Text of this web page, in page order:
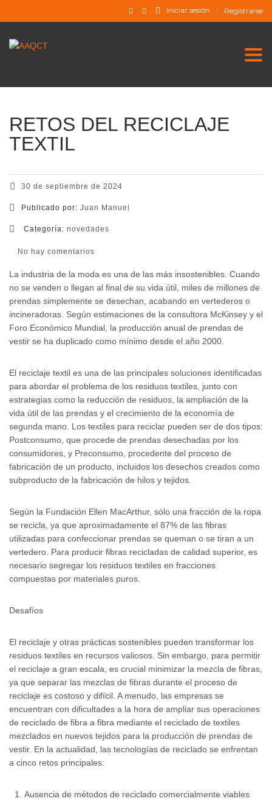
Iniciar sesión Registrarse
RETOS DEL RECICLAJE
TEXTIL
30 de septiembre de 2024
Publicado por: Juan Manuel
Categoría: novedades
No hay comentarios
La industria de la moda es una de las más insostenibles. Cuando
no se venden o llegan al final de su vida útil, miles de millones de
prendas simplemente se desechan, acabando en vertederos o
incineradoras. Según estimaciones de la consultora McKinsey y el
Foro Económico Mundial, la producción anual de prendas de
vestir se ha duplicado como mínimo desde el año 2000.
El reciclaje textil es una de las principales soluciones identificadas
para abordar el problema de los residuos textiles, junto con
estrategias como la reducción de residuos, la ampliación de la
vida útil de las prendas y el crecimiento de la economía de
segunda mano. Los textiles para reciclar pueden ser de dos tipos:
Postconsumo, que procede de prendas desechadas por los
consumidores, y Preconsumo, procedente del proceso de
fabricación de un producto, incluidos los desechos creados como
subproducto de la fabricación de hilos y tejidos.
Según la Fundación Ellen MacArthur, sólo una fracción de la ropa
se recicla, ya que aproximadamente el 87% de las fibras
utilizadas para confeccionar prendas se queman o se tiran a un
vertedero. Para producir fibras recicladas de calidad superior, es
necesario segregar los residuos textiles en fracciones
compuestas por materiales puros.
Desafíos
El reciclaje y otras prácticas sostenibles pueden transformar los
residuos textiles en recursos valiosos. Sin embargo, para permitir
el reciclaje a gran escala, es crucial minimizar la mezcla de fibras,
ya que separar las mezclas de fibras durante el proceso de
reciclaje es costoso y difícil. A menudo, las empresas se
encuentran con dificultades a la hora de ampliar sus operaciones
de reciclado de fibra a fibra mediante el reciclado de textiles
mezclados en nuevos tejidos para la producción de prendas de
vestir. En la actualidad, las tecnologías de reciclado se enfrentan
a cinco retos principales:
Ausencia de métodos de reciclado comercialmente viables